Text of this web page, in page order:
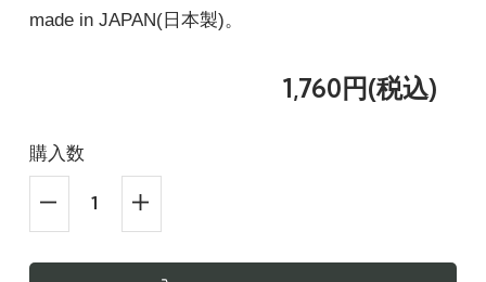
made in JAPAN(日本製)。
1,760円(税込)
購入数